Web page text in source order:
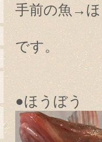
手前の魚→
です。
●ほうぼう